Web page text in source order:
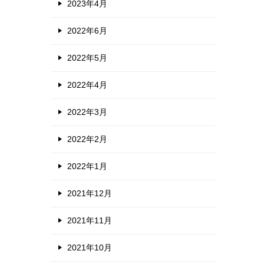
2023年4月
2022年6月
2022年5月
2022年4月
2022年3月
2022年2月
2022年1月
2021年12月
2021年11月
2021年10月